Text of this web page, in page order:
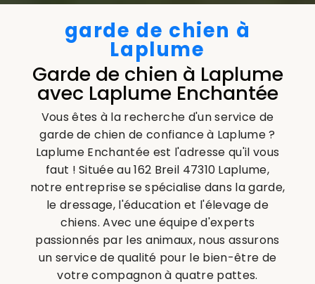
garde de chien à
Laplume
Garde de chien à Laplume
avec Laplume Enchantée
Vous êtes à la recherche d'un service de
garde de chien de confiance à Laplume ?
Laplume Enchantée est l'adresse qu'il vous
faut ! Située au 162 Breil 47310 Laplume,
notre entreprise se spécialise dans la garde,
le dressage, l'éducation et l'élevage de
chiens. Avec une équipe d'experts
passionnés par les animaux, nous assurons
un service de qualité pour le bien-être de
votre compagnon à quatre pattes.